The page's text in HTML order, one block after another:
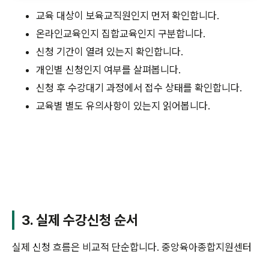
교육 대상이 보육교직원인지 먼저 확인합니다.
온라인교육인지 집합교육인지 구분합니다.
신청 기간이 열려 있는지 확인합니다.
개인별 신청인지 여부를 살펴봅니다.
신청 후 수강대기 과정에서 접수 상태를 확인합니다.
교육별 별도 유의사항이 있는지 읽어봅니다.
3. 실제 수강신청 순서
실제 신청 흐름은 비교적 단순합니다. 중앙육아종합지원센터